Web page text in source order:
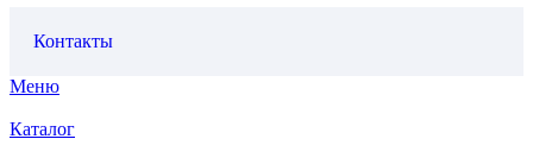
Контакты
Меню
Каталог